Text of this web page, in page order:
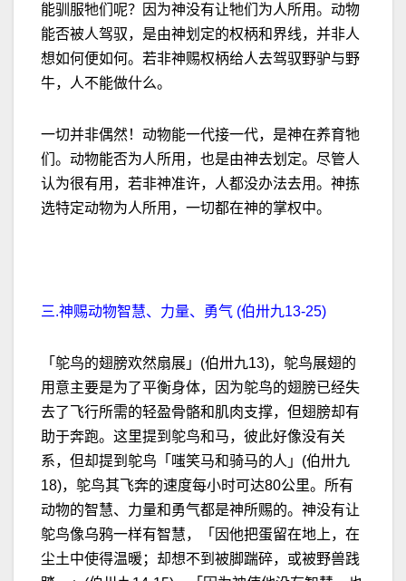
能驯服牠们呢？因为神没有让牠们为人所用。动物
能否被人驾驭，是由神划定的权柄和界线，并非人
想如何便如何。若非神赐权柄给人去驾驭野驴与野
牛，人不能做什么。
一切并非偶然！动物能一代接一代，是神在养育牠
们。动物能否为人所用，也是由神去划定。尽管人
认为很有用，若非神准许，人都没办法去用。神拣
选特定动物为人所用，一切都在神的掌权中。
三.神赐动物智慧、力量、勇气 (伯卅九13-25)
「鸵鸟的翅膀欢然扇展」(伯卅九13)，鸵鸟展翅的
用意主要是为了平衡身体，因为鸵鸟的翅膀已经失
去了飞行所需的轻盈骨骼和肌肉支撑，但翅膀却有
助于奔跑。这里提到鸵鸟和马，彼此好像没有关
系，但却提到鸵鸟「嗤笑马和骑马的人」(伯卅九
18)，鸵鸟其飞奔的速度每小时可达80公里。所有
动物的智慧、力量和勇气都是神所赐的。神没有让
鸵鸟像乌鸦一样有智慧，「因他把蛋留在地上，在
尘土中使得温暖；却想不到被脚踹碎，或被野兽践